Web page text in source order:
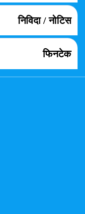
निविदा / नोटिस
फिनटेक